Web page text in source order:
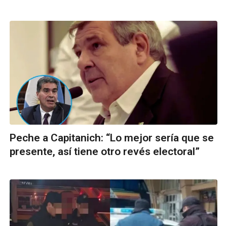
Peche a Capitanich: “Lo mejor sería que se
presente, así tiene otro revés electoral”